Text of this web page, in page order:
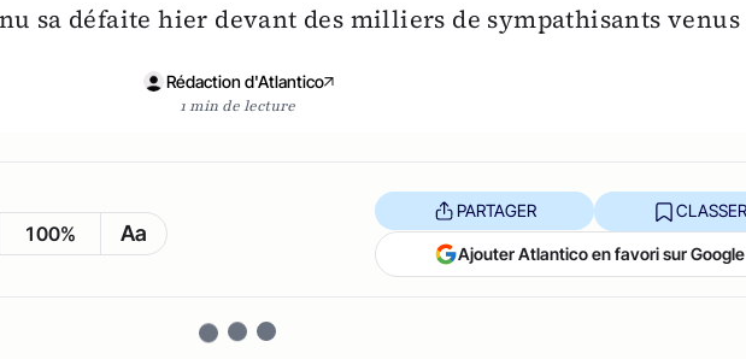
sa défaite hier devant des milliers de sympathisants venus
Rédaction d'Atlantico
1 min de lecture
100% Aa
PARTAGER CLASSER
Ajouter Atlantico en favori sur Google